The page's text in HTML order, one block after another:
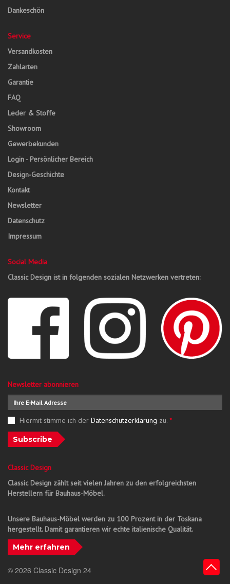
Dankeschön
Service
Versandkosten
Zahlarten
Garantie
FAQ
Leder & Stoffe
Showroom
Gewerbekunden
Login - Persönlicher Bereich
Design-Geschichte
Kontakt
Newsletter
Datenschutz
Impressum
Social Media
Classic Design ist in folgenden sozialen Netzwerken vertreten:
Newsletter abonnieren
Hiermit stimme ich der Datenschutzerklärung zu. *
Subscribe
Classic Design
Classic Design zählt seit vielen Jahren zu den erfolgreichsten
Herstellern für Bauhaus-Möbel.
Unsere Bauhaus-Möbel werden zu 100 Prozent in der Toskana
hergestellt. Damit garantieren wir echte italienische Qualität.
Mehr erfahren
© 2026 Classic Design 24